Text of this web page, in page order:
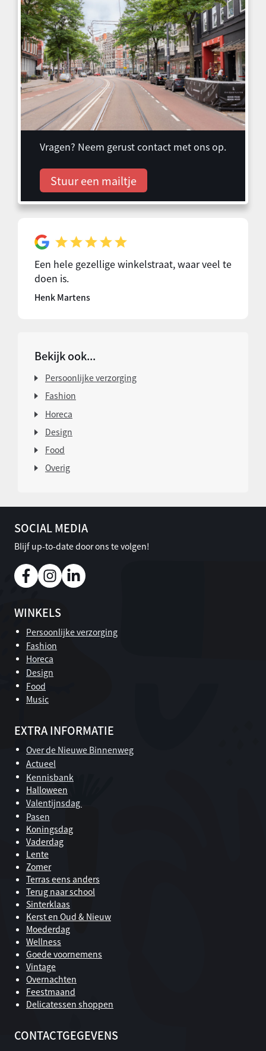
Vragen? Neem gerust contact met ons op.
Stuur een mailtje
Een hele gezellige winkelstraat, waar veel te
doen is.
Henk Martens
Bekijk ook...
Persoonlijke verzorging
Fashion
Horeca
Design
Food
Overig
SOCIAL MEDIA
Blijf up-to-date door ons te volgen!
WINKELS
Persoonlijke verzorging
Fashion
Horeca
Design
Food
Music
EXTRA INFORMATIE
Over de Nieuwe Binnenweg
Actueel
Kennisbank
Halloween
Valentijnsdag
Pasen
Koningsdag
Vaderdag
Lente
Zomer
Terras eens anders
Terug naar school
Sinterklaas
Kerst en Oud & Nieuw
Moederdag
Wellness
Goede voornemens
Vintage
Overnachten
Feestmaand
Delicatessen shoppen
CONTACTGEGEVENS